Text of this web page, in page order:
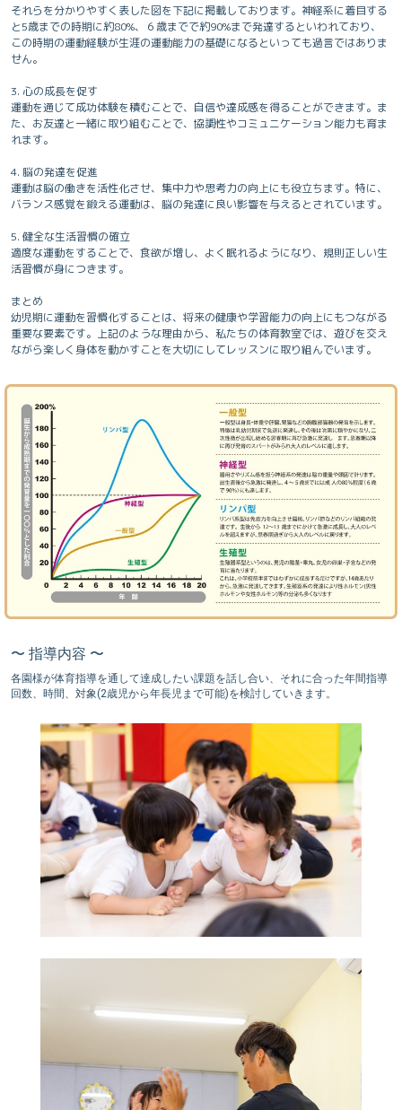
それらを分かりやすく表した図を下記に掲載しております。神経系に着目する
と5歳までの時期に約80%、６歳までで約90%まで発達するといわれており、
この時期の運動経験が生涯の運動能力の基礎になるといっても過言ではありま
せん。
3. 心の成長を促す
運動を通じて成功体験を積むことで、自信や達成感を得ることができます。ま
た、お友達と一緒に取り組むことで、協調性やコミュニケーション能力も育ま
れます。
4. 脳の発達を促進
運動は脳の働きを活性化させ、集中力や思考力の向上にも役立ちます。特に、
バランス感覚を鍛える運動は、脳の発達に良い影響を与えるとされています。
5. 健全な生活習慣の確立
適度な運動をすることで、食欲が増し、よく眠れるようになり、規則正しい生
活習慣が身につきます。
まとめ
幼児期に運動を習慣化することは、将来の健康や学習能力の向上にもつながる
重要な要素です。上記のような理由から、私たちの体育教室では、遊びを交え
ながら楽しく身体を動かすことを大切にしてレッスンに取り組んでいます。
〜 指導内容 〜
各園様が体育指導を通して達成したい課題を話し合い、それに合った年間指導
回数、時間、対象(2歳児から年長児まで可能)を検討していきます。